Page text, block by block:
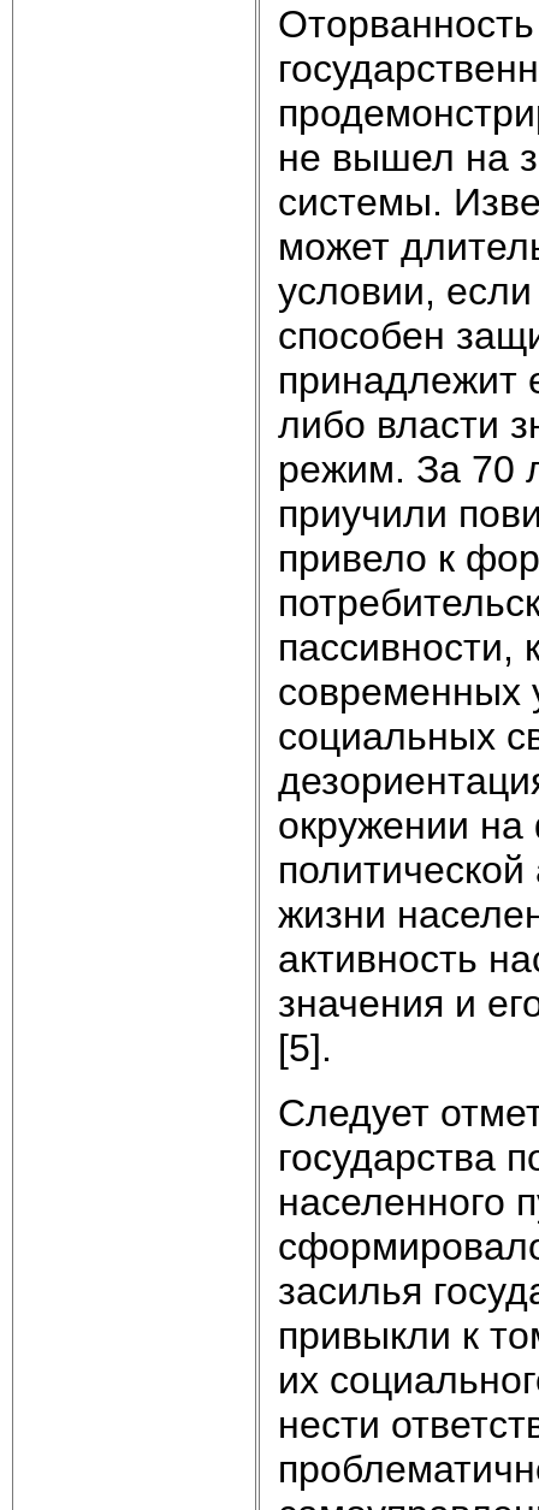
не вышел на
системы.
может
условии,
способен
принадлежит
либо власти
режим. За 70
приучили
привело к
пассивности,
современных
социальных
окружении на
жизни
активность
значения и
[5].
Следует
государства
населенного
засилья
привыкли к
их
нести